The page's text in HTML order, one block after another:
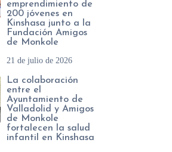
emprendimiento de
200 jóvenes en
Kinshasa junto a la
Fundación Amigos
de Monkole
21 de julio de 2026
La colaboración
entre el
Ayuntamiento de
Valladolid y Amigos
de Monkole
fortalecen la salud
infantil en Kinshasa